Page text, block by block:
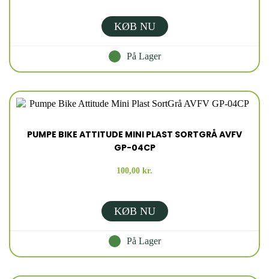
KØB NU
På Lager
PUMPE BIKE ATTITUDE MINI PLAST SORTGRÅ AVFV
GP-04CP
100,00 kr.
KØB NU
På Lager